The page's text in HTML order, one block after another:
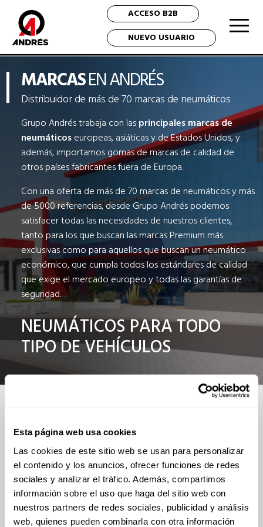
Esta página web usa cookies
Las cookies de este sitio web se usan para personalizar
el contenido y los anuncios, ofrecer funciones de redes
sociales y analizar el tráfico. Además, compartimos
información sobre el uso que haga del sitio web con
nuestros partners de redes sociales, publicidad y análisis
web, quienes pueden combinarla con otra información
ACCESO B2B
NUEVO USUARIO
MARCASEN ANDRÉS
Distribuidor de más de 70 marcas de neumáticos
Grupo Andrés trabaja con lasprincipales marcas de
neumáticoseuropeas, asiáticas y de Estados Unidos, y
además, importamos gomas de marcas de calidad de
otros países fabricantes fuera de Europa.
Con una oferta de más de 70 marcas de neumáticos y más
de 5000 referencias, desde Grupo Andrés podemos
satisfacer todas las necesidades de nuestros clientes,
tanto para los que buscan las marcas Premium más
exclusivas como para aquellos que buscan un neumático
económico, que cumpla todos los estándares de calidad
que exige el mercado europeo y todas las garantías de
seguridad.
NEUMÁTICOS PARA TODO
TIPO DE VEHÍCULOS
DISTRIBUIDOROFICIAL
Distribuimos en exclusiva las marcas
TODAS